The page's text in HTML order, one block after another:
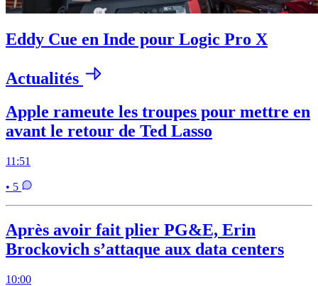
Eddy Cue en Inde pour Logic Pro X
Actualités
Apple rameute les troupes pour mettre en
avant le retour de Ted Lasso
11:51
• 5
Après avoir fait plier PG&E, Erin
Brockovich s’attaque aux data centers
10:00